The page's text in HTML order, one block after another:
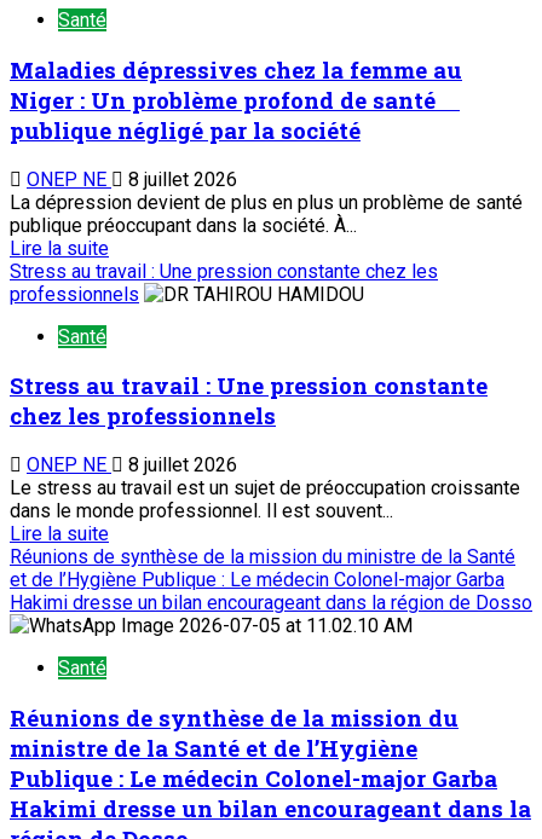
Santé
Maladies dépressives chez la femme au
Niger : Un problème profond de santé
publique négligé par la société
ONEP NE
8 juillet 2026
La dépression devient de plus en plus un problème de santé
publique préoccupant dans la société. À...
Lire la suite
Stress au travail : Une pression constante chez les
professionnels
Santé
Stress au travail : Une pression constante
chez les professionnels
ONEP NE
8 juillet 2026
Le stress au travail est un sujet de préoccupation croissante
dans le monde professionnel. Il est souvent...
Lire la suite
Réunions de synthèse de la mission du ministre de la Santé
et de l’Hygiène Publique : Le médecin Colonel-major Garba
Hakimi dresse un bilan encourageant dans la région de Dosso
Santé
Réunions de synthèse de la mission du
ministre de la Santé et de l’Hygiène
Publique : Le médecin Colonel-major Garba
Hakimi dresse un bilan encourageant dans la